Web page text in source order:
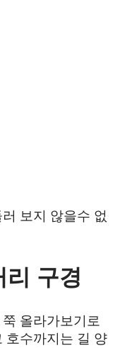
보지 않을수 없
리 구경
올라가보기로
호수까지는 길 양